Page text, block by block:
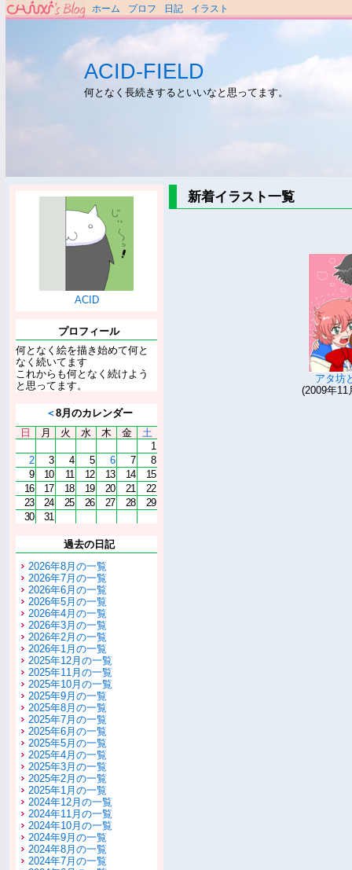
ホーム プロフ 日記 イラスト
ACID-FIELD
何となく長続きするといいなと思ってます。
ACID
プロフィール
何となく絵を描き始めて何と
なく続いてます
これからも何となく続けよう
と思ってます。
＜8月のカレンダー
日
月 火 水 木 金
土
1
2
3 4 5 6 7
8
9
10 11 12 13 14
15
16
17 18 19 20 21
22
23
24 25 26 27 28
29
30
31
過去の日記
2026年8月の一覧
2026年7月の一覧
2026年6月の一覧
2026年5月の一覧
2026年4月の一覧
2026年3月の一覧
2026年2月の一覧
2026年1月の一覧
2025年12月の一覧
2025年11月の一覧
2025年10月の一覧
2025年9月の一覧
2025年8月の一覧
2025年7月の一覧
2025年6月の一覧
2025年5月の一覧
2025年4月の一覧
2025年3月の一覧
2025年2月の一覧
2025年1月の一覧
2024年12月の一覧
2024年11月の一覧
2024年10月の一覧
2024年9月の一覧
2024年8月の一覧
2024年7月の一覧
新着イラスト一覧
アタ坊
(2009年11